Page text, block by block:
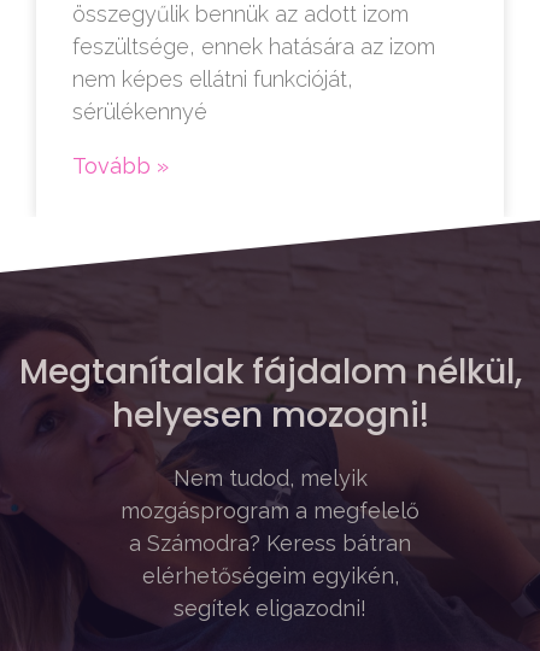
összegyűlik bennük az adott izom
feszültsége, ennek hatására az izom
nem képes ellátni funkcióját,
sérülékennyé
Tovább »
Megtanítalak fájdalom nélkül,
helyesen mozogni!
Nem tudod, melyik
mozgásprogram a megfelelő
a Számodra? Keress bátran
elérhetőségeim egyikén,
segítek eligazodni!